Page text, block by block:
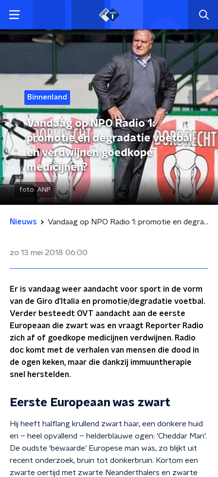
Binnenland
Vandaag op NPO Radio 1:
promotie en degradatie voetbal
en verdwijnen goedkope
medicijnen?
foto: ANP
Nieuws Vandaag op NPO Radio 1: promotie en degradatie voetbal en verdwijnen goedkope medicijnen?
zo 13 mei 2018 06:00
Er is vandaag weer aandacht voor sport in de vorm
van de Giro d'Italia en promotie/degradatie voetbal.
Verder besteedt OVT aandacht aan de eerste
Europeaan die zwart was en vraagt Reporter Radio
zich af of goedkope medicijnen verdwijnen. Radio
doc komt met de verhalen van mensen die dood in
de ogen keken, maar die dankzij immuuntherapie
snel herstelden.
Eerste Europeaan was zwart
Hij heeft halflang krullend zwart haar, een donkere huid
en – heel opvallend – helderblauwe ogen: ‘Cheddar Man’.
De oudste ‘bewaarde’ Europese man was, zo blijkt uit
recent onderzoek, bruin tot donkerbruin. Kortom een
zwarte oertijd met zwarte Neanderthalers en zwarte